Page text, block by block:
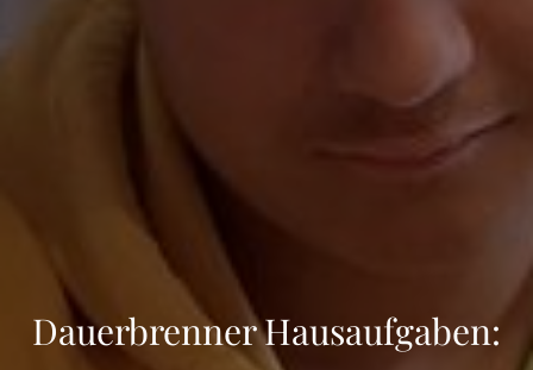
Dauerbrenner Hausaufgaben: